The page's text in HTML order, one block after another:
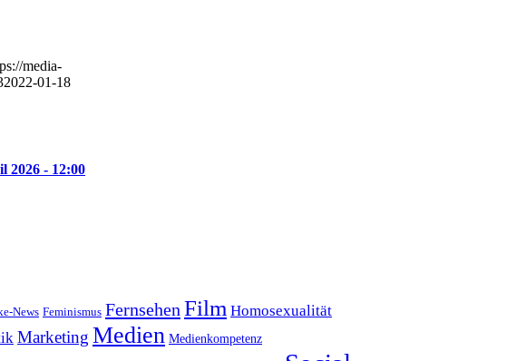
media-
2022-01-18
2026 - 12:00
News Feminismus Fernsehen Film Homosexualität
Marketing Medien Medienkompetenz